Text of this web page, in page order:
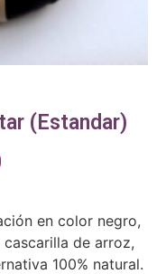
(Estandar)
en color negro,
de arroz,
100% natural.